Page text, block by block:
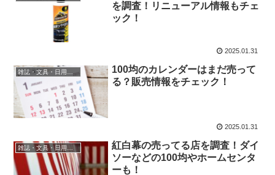
を調査！リニューアル情報もチェ
ック！
2025.01.31
雑誌・文具・日用品・インテリア
100均のカレンダーはまだ売って
る？販売情報をチェック！
2025.01.31
紅白幕の売ってる店を調査！ダイ
ソーなどの100均やホームセンタ
ーも！